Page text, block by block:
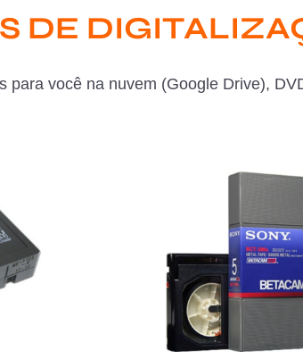
DE
para você na nuvem (Google Drive),